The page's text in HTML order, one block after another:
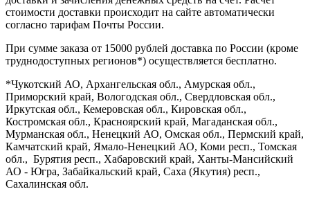
стоимости доставки происходит на сайте автоматически
согласно тарифам Почты России.
При сумме заказа от 15000 рублей доставка по России (кроме
труднодоступных регионов*) осуществляется бесплатно.
*Чукотский АО, Архангельская обл., Амурская обл.,
Приморский край, Вологодская обл., Свердловская обл.,
Иркутская обл., Кемеровская обл., Кировская обл.,
Костромская обл., Красноярский край, Магаданская обл.,
Мурманская обл., Ненецкий АО, Омская обл., Пермский край,
Камчатский край, Ямало-Ненецкий АО, Коми респ., Томская
обл., Бурятия респ., Хабаровский край, Ханты-Мансийский
АО - Югра, Забайкальский край, Саха (Якутия) респ.,
Сахалинская обл.